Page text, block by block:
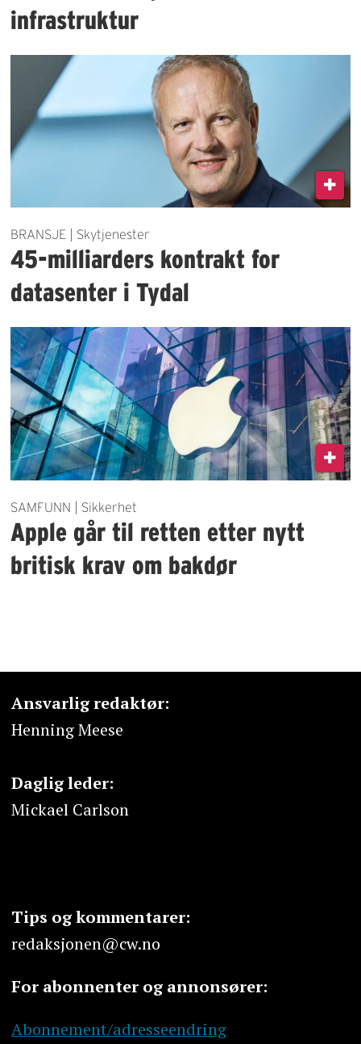
infrastruktur
BRANSJE | Skytjenester
45-milliarders kontrakt for
datasenter i Tydal
SAMFUNN | Sikkerhet
Apple går til retten etter nytt
britisk krav om bakdør
Ansvarlig redaktør:
Henning Meese
Daglig leder:
Mickael Carlson
Tips og kommentarer:
redaksjonen@cw.no
For abonnenter og annonsører:
Abonnement/adresseendring